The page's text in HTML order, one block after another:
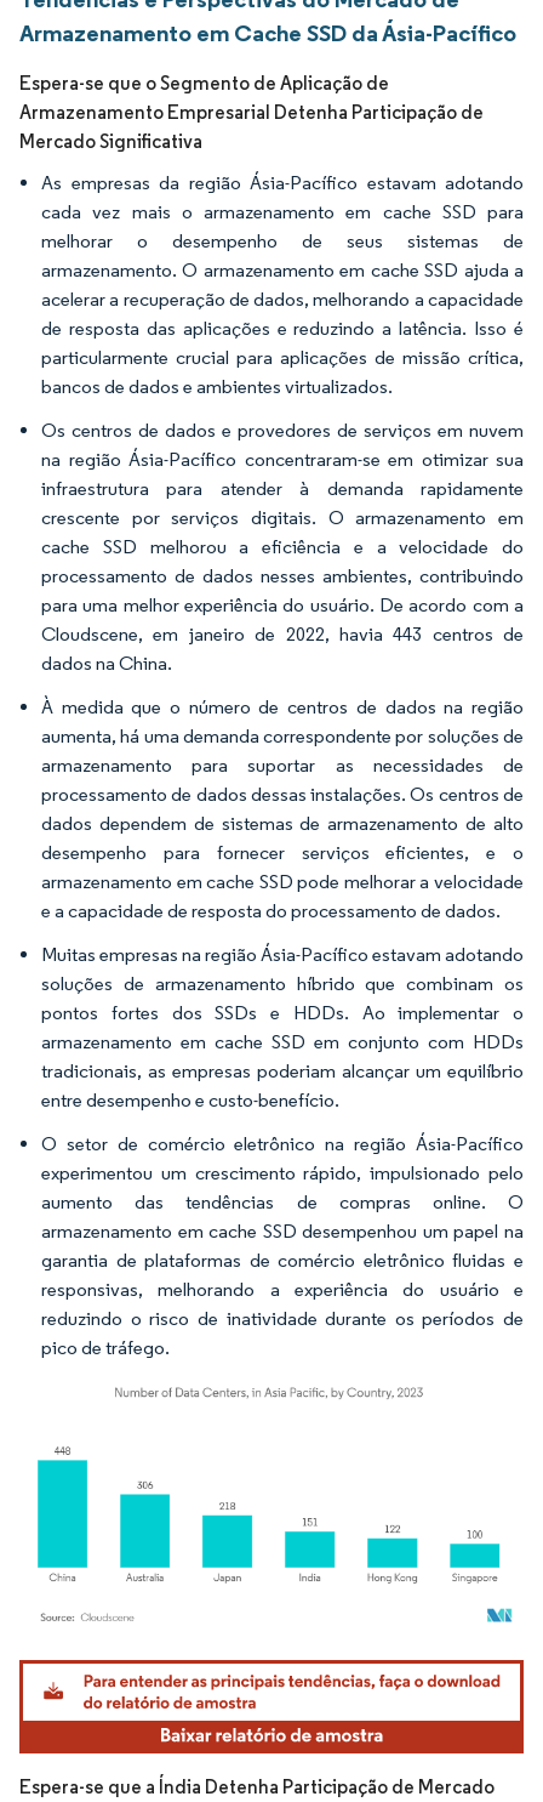
Armazenamento em Cache SSD da Ásia-Pacífico
Espera-se que o Segmento de Aplicação de
Armazenamento Empresarial Detenha Participação de
Mercado Significativa
As empresas da região Ásia-Pacífico estavam adotando
cada vez mais o armazenamento em cache SSD para
melhorar o desempenho de seus sistemas de
armazenamento. O armazenamento em cache SSD ajuda a
acelerar a recuperação de dados, melhorando a capacidade
de resposta das aplicações e reduzindo a latência. Isso é
particularmente crucial para aplicações de missão crítica,
bancos de dados e ambientes virtualizados.
Os centros de dados e provedores de serviços em nuvem
na região Ásia-Pacífico concentraram-se em otimizar sua
infraestrutura para atender à demanda rapidamente
crescente por serviços digitais. O armazenamento em
cache SSD melhorou a eficiência e a velocidade do
processamento de dados nesses ambientes, contribuindo
para uma melhor experiência do usuário. De acordo com a
Cloudscene, em janeiro de 2022, havia 443 centros de
dados na China.
À medida que o número de centros de dados na região
aumenta, há uma demanda correspondente por soluções de
armazenamento para suportar as necessidades de
processamento de dados dessas instalações. Os centros de
dados dependem de sistemas de armazenamento de alto
desempenho para fornecer serviços eficientes, e o
armazenamento em cache SSD pode melhorar a velocidade
e a capacidade de resposta do processamento de dados.
Muitas empresas na região Ásia-Pacífico estavam adotando
soluções de armazenamento híbrido que combinam os
pontos fortes dos SSDs e HDDs. Ao implementar o
armazenamento em cache SSD em conjunto com HDDs
tradicionais, as empresas poderiam alcançar um equilíbrio
entre desempenho e custo-benefício.
O setor de comércio eletrônico na região Ásia-Pacífico
experimentou um crescimento rápido, impulsionado pelo
aumento das tendências de compras online. O
armazenamento em cache SSD desempenhou um papel na
garantia de plataformas de comércio eletrônico fluidas e
responsivas, melhorando a experiência do usuário e
reduzindo o risco de inatividade durante os períodos de
pico de tráfego.
Imagem © Mordor Intelligence. O reuso requer atribuição conforme CC BY 4.0.
Espera-se que a Índia Detenha Participação de Mercado